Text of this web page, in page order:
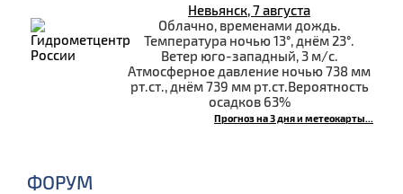
Невьянск, 7 августа
Облачно, временами дождь.
Температура ночью 13°, днём 23°.
Ветер юго-западный, 3 м/с.
Атмосферное давление ночью 738 мм
рт.ст., днём 739 мм рт.ст.Вероятность
осадков 63%
Прогноз на 3 дня и метеокарты...
ФОРУМ